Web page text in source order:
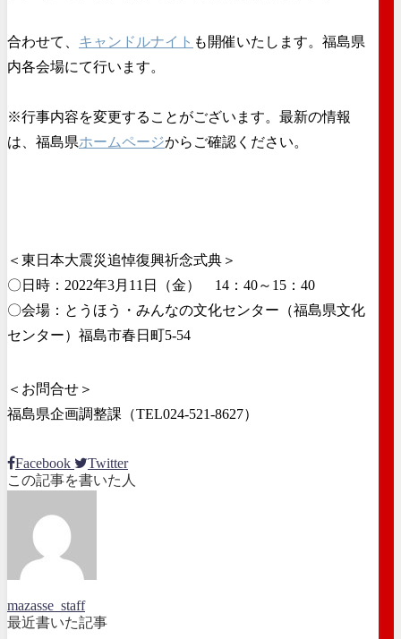
合わせて、 キャンドルナイト も開催いたします。福島県
内各会場にて行います。
※行事内容を変更することがございます。最新の情報
は、福島県ホームページからご確認ください。
＜東日本大震災追悼復興祈念式典＞
〇日時：2022年3月11日（金） 14：40～15：40
〇会場：とうほう・みんなの文化センター（福島県文化
センター）福島市春日町5-54
＜お問合せ＞
福島県企画調整課（TEL024-521-8627）
Facebook
Twitter
この記事を書いた人
mazasse_staff
最近書いた記事